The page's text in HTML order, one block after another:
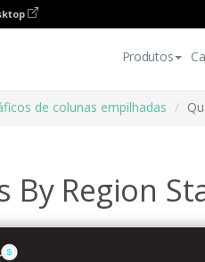
Produtos
de colunas empilhadas
By Region